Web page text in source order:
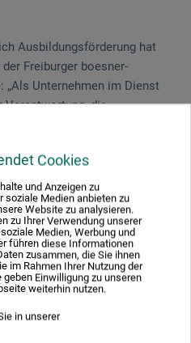
Cookies
und Anzeigen zu
soziale Medien anbieten zu
Website zu analysieren.
zu Ihrer Verwendung unserer
Medien, Werbung und
führen diese Informationen
zusammen, die Sie ihnen
im Rahmen Ihrer Nutzung der
Einwilligung zu unseren
weiterhin nutzen.
in unserer
Ausbildungsförderung hat
Freiburger boesner-
„Als Unternehmen im Dienst
Verantwortung, die
Hochschulabschluss einen
Heß und den
Peters mit der Preisträgerin |